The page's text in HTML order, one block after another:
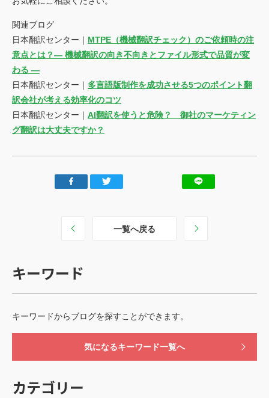
関連ブログ
日本翻訳センター｜ MTPE（機械翻訳チェック）のご依頼時の注
意点とは？― 機械翻訳の向き不向きとファイル形式で品質が変
わる ―
日本翻訳センター｜ 多言語版制作を成功させる5つのポイント翻
訳会社が考える効率化のコツ
日本翻訳センター｜ AI翻訳を使うと危険？ 御社のマーケティン
グ翻訳は大丈夫ですか？
一覧へ戻る
キーワード
キーワードからブログを探すことができます。
気になるキーワード一覧へ
カテゴリー